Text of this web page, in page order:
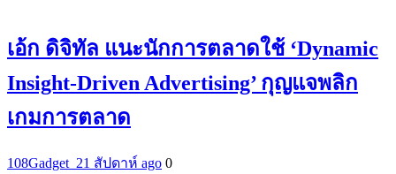
เอ้ก ดิจิทัล แนะนักการตลาดใช้ ‘Dynamic
Insight-Driven Advertising’ กุญแจพลิก
เกมการตลาด
108Gadget_21 สัปดาห์ ago 0